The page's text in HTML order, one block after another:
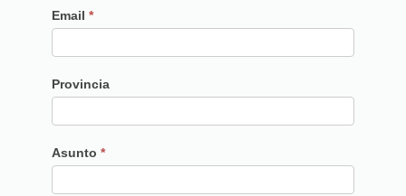
Email *
Provincia
Asunto *